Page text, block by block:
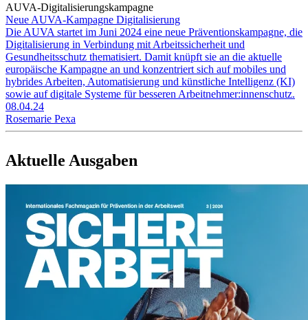
AUVA-Digitalisierungskampagne
Neue AUVA-Kampagne Digitalisierung
Die AUVA startet im Juni 2024 eine neue Präventionskampagne, die
Digitalisierung in Verbindung mit Arbeitssicherheit und
Gesundheitsschutz thematisiert. Damit knüpft sie an die aktuelle
euro­päische Kampagne an und konzentriert sich auf mobiles und
hybrides Arbeiten, Automatisierung und künstliche Intelligenz (KI)
sowie auf digitale Systeme für besseren Arbeitnehmer:innenschutz.
08.04.24
Rosemarie Pexa
Aktuelle Ausgaben